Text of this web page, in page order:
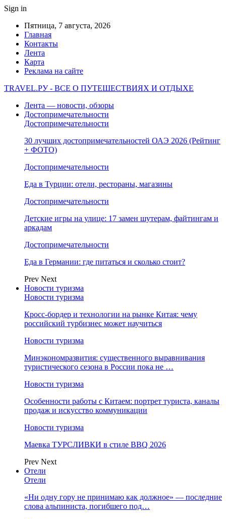
Sign in
Пятница, 7 августа, 2026
Главная
Контакты
Лента
Карта
Реклама на сайте
TRAVEL.РУ - ВСЕ О ПУТЕШЕСТВИЯХ И ОТДЫХЕ
Лента — новости, обзоры
Достопримечательности
Достопримечательности
30 лучших достопримечательностей ОАЭ 2026 (Рейтинг
+ ФОТО)
Достопримечательности
Еда в Турции: отели, рестораны, магазины
Достопримечательности
Детские игры на улице: 17 замен шутерам, файтингам и
аркадам
Достопримечательности
Еда в Германии: где питаться и сколько стоит?
Prev Next
Новости туризма
Новости туризма
Кросс-бордер и технологии на рынке Китая: чему
российский турбизнес может научиться
Новости туризма
Минэкономразвития: существенного выравнивания
туристического сезона в России пока не …
Новости туризма
Особенности работы с Китаем: портрет туриста, каналы
продаж и искусство коммуникации
Новости туризма
Маевка ТУРСЛИВКИ в стиле BBQ 2026
Prev Next
Отели
Отели
«Ни одну гору не принимаю как должное» — последние
слова альпиниста, погибшего под…